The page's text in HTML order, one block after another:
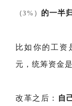
（3%） 的一半
比如你的工资
元，统筹资金
改革之后： 自